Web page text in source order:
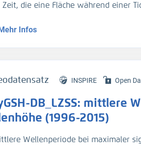
Zeit, die eine Fläche während einer
Beschreibung der Analysemodi
).
R., et.al., (2019),
J., et.al., (2020), Flächenhafte
R., Plüß, A., Ihde, R., Freund, J.,
Infos
INSPIRE Open
DB_LZSS:
(1996-2015)
Wellenperiode bei maximaler